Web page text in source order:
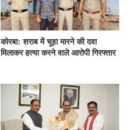
कोरबा: शराब में चूहा मारने की दवा
मिलाकर हत्या करने वाले आरोपी गिरफ्तार